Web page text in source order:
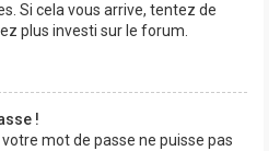
Si cela vous arrive, tentez de
plus investi sur le forum.
!
mot de passe ne puisse pas